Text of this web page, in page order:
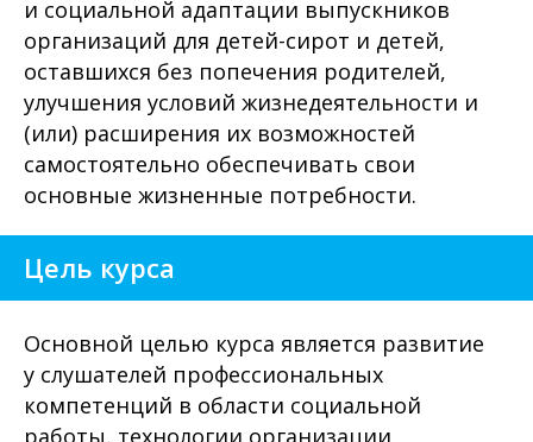
и социальной адаптации выпускников
организаций для детей-сирот и детей,
оставшихся без попечения родителей,
улучшения условий жизнедеятельности и
(или) расширения их возможностей
самостоятельно обеспечивать свои
основные жизненные потребности.
Цель курса
Основной целью курса является развитие
у слушателей профессиональных
компетенций в области социальной
работы, технологии организации